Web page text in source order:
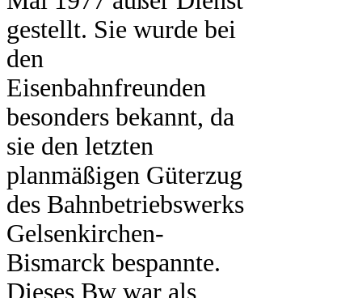
gestellt. Sie wurde bei
den
Eisenbahnfreunden
besonders bekannt, da
sie den letzten
planmäßigen Güterzug
des Bahnbetriebswerks
Gelsenkirchen-
Bismarck bespannte.
Dieses Bw war als